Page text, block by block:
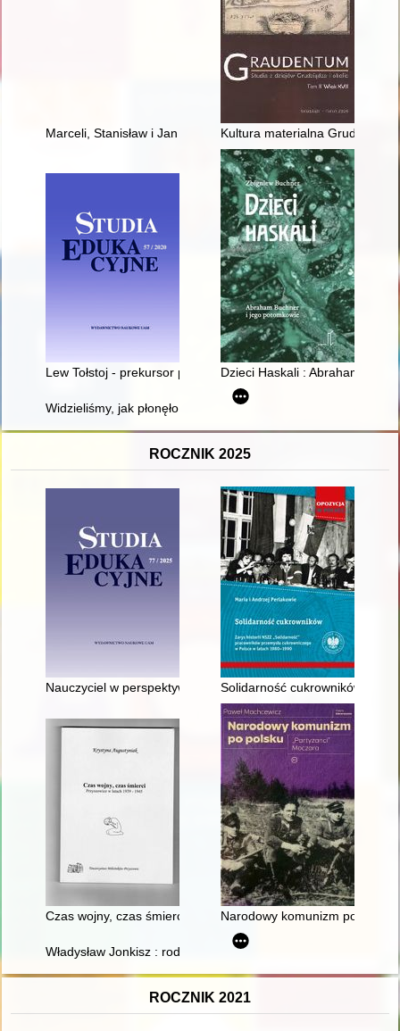
Marceli, Stanisław i Jan Nowogórscy - zasłużeni peowiacy i
Kultura materialna Grudziądza
Lew Tołstoj - prekursor pedagogiki Nowego Wychowania w
Dzieci Haskali : Abraham
Widzieliśmy, jak płonęło niebo : rok 1945 we wspomnieniach
ROCZNIK 2025
Nauczyciel w perspektywie czasopisma "Kościół i Szkoła"
Solidarność cukrowników :
Czas wojny, czas śmierci : Przyszowice w latach 1939-1945
Narodowy komunizm po
Władysław Jonkisz : rodzina, nauka, praca, polityka :
ROCZNIK 2021